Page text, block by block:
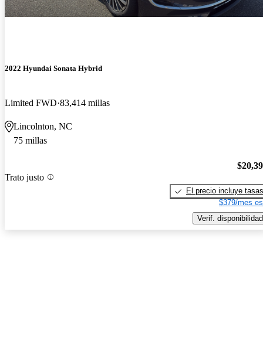
2022 Hyundai Sonata Hybrid
Limited FWD 83,414 millas
Lincolnton, NC
75 millas
Trato justo
El precio incluye tasas
$379/mes
Verif. disponibilidad